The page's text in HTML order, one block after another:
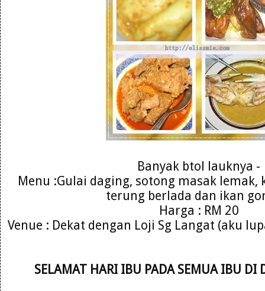
Banyak btol lauknya -
Menu :Gulai daging, sotong masak lemak,
terung berlada dan ikan
Harga : RM 20
Venue : Dekat dengan Loji Sg Langat (aku
SELAMAT HARI IBU PADA SEMUA IBU DI